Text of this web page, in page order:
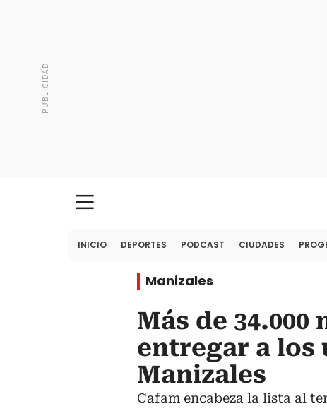
INICIO DEPORTES PODCAST CIUDADES
Manizales
Más de
entregar a los
Manizales
Cafam encabeza la lista al